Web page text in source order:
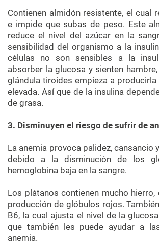
Contienen almidón resistente, el cual
e impide que subas de peso. Este
reduce el nivel del azúcar en la
sensibilidad del organismo a la
células no son sensibles a la
absorber la glucosa y sienten
glándula tiroides empieza a producirla
elevada. Así que de la insulina
de grasa.
3. Disminuyen el riesgo de sufrir de
La anemia provoca palidez, cansancio
debido a la disminución de los
hemoglobina baja en la sangre.
Los plátanos contienen mucho
producción de glóbulos rojos.
B6, la cual ajusta el nivel de la
que también les puede ayudar a
anemia.